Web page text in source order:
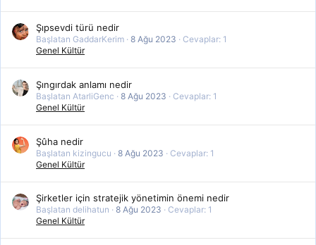
Şıpsevdi türü nedir
Başlatan GaddarKerim 8 Ağu 2023
Cevaplar: 1
Genel Kültür
Şıngırdak anlamı nedir
Başlatan AtarliGenc 8 Ağu 2023
Cevaplar: 1
Genel Kültür
Şûha nedir
Başlatan kizingucu 8 Ağu 2023
Cevaplar: 1
Genel Kültür
Şirketler için stratejik yönetimin önemi nedir
Başlatan delihatun 8 Ağu 2023
Cevaplar: 1
Genel Kültür